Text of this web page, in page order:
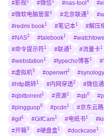
#影视 #微信 #nas-tool
#微软电脑管家1 #北京联通1
#redmi book1 #笔记本1 #解压
#NAS2 #talebook1
#命令提示符1 #联通1 #流量卡1
#webstation 1 #typecho博客1 #
#虚拟机5 #openwrt2 #synology
#http跳转1 #内网穿透2 #微信
#qbittorrent1 #资源1 #qb0
#pingguop0 #pcdn 1 #京东云
#gif1 #GifCam1 #电纸书1
#开箱3 #硬盘盒1 #dockcase 1